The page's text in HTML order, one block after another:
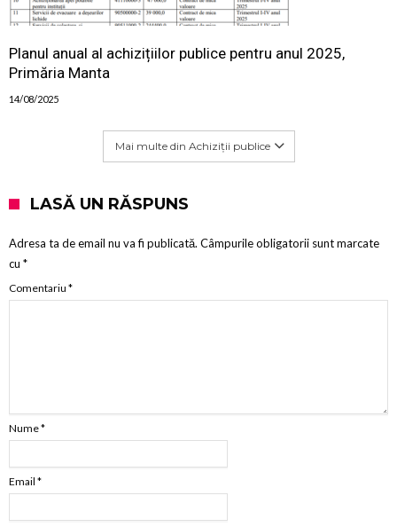
Planul anual al achizițiilor publice pentru anul 2025,
Primăria Manta
14/08/2025
Mai multe din Achiziții publice
LASĂ UN RĂSPUNS
Adresa ta de email nu va fi publicată. Câmpurile obligatorii sunt marcate
cu *
Comentariu *
Nume*
Email *